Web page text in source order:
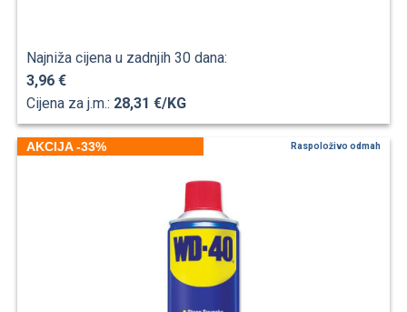
Najniža cijena u zadnjih 30 dana:
3,96 €
Cijena za j.m.: 28,31 €/KG
AKCIJA -33% Raspoloživo odmah